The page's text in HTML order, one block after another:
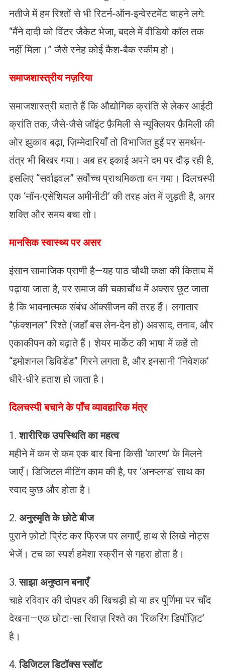
नतीजे में हम रिश्तों से भी रिटर्न-ऑन-इन्वेस्टमेंट चाहने लगे:
“मैंने दादी को विंटर जैकेट भेजा, बदले में वीडियो कॉल तक
नहीं मिला।” जैसे स्नेह कोई कैश-बैक स्कीम हो।
समाजशास्त्रीय नज़रिया
समाजशास्त्री बताते हैं कि औद्योगिक क्रांति से लेकर आईटी
क्रांति तक, जैसे-जैसे जॉइंट फ़ैमिली से न्यूक्लियर फ़ैमिली की
ओर झुकाव बढ़ा, ज़िम्मेदारियाँ तो विभाजित हुईं पर समर्थन-
तंत्र भी बिखर गया। अब हर इकाई अपने दम पर दौड़ रही है,
इसलिए “सर्वाइवल” सर्वोच्च प्राथमिकता बन गया। दिलचस्पी
एक ‘नॉन-एसेंशियल अमीनीटी’ की तरह अंत में जुड़ती है, अगर
शक्ति और समय बचा तो।
मानसिक स्वास्थ्य पर असर
इंसान सामाजिक प्राणी है—यह पाठ चौथी कक्षा की किताब में
पढ़ाया जाता है, पर समाज की चकाचौंध में अक्सर छूट जाता
है कि भावनात्मक संबंध ऑक्सीजन की तरह हैं। लगातार
“फ़ंक्शनल” रिश्ते (जहाँ बस लेन-देन हो) अवसाद, तनाव, और
एकाकीपन को बढ़ाते हैं। शेयर मार्केट की भाषा में कहें तो
“इमोशनल डिविडेंड” गिरने लगता है, और इनसानी ‘निवेशक’
धीरे-धीरे हताश हो जाता है।
दिलचस्पी बचाने के पाँच व्यावहारिक मंत्र
1.शारीरिक उपस्थिति का महत्व
महीने में कम से कम एक बार बिना किसी ‘कारण’ के मिलने
जाएँ। डिजिटल मीटिंग काम की है, पर ‘अनप्लग्ड’ साथ का
स्वाद कुछ और होता है।
2. अनुस्मृति के छोटे बीज
पुराने फ़ोटो प्रिंट कर फ्रिज पर लगाएँ, हाथ से लिखे नोट्स
भेजें। टच का स्पर्श हमेशा स्क्रीन से गहरा होता है।
3.साझा अनुष्ठान बनाएँ
चाहे रविवार की दोपहर की खिचड़ी हो या हर पूर्णिमा पर चाँद
देखना—एक छोटा-सा रिवाज़ रिश्ते का ‘रिकरिंग डिपॉज़िट’
है।
4.डिजिटल डिटॉक्स स्लॉट